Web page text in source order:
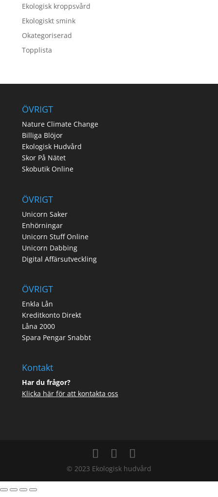
Ekologisk kroppsvård
Ekologiskt smink
Okategoriserad
Topplista
ÖVRIGT
Nature Climate Change
Billiga Blöjor
Ekologisk Hudvård
Skor På Nätet
Skobutik Online
ÖVRIGT
Unicorn Saker
Enhörningar
Unicorn Stuff Online
Unicorn Dabbing
Digital Affärsutveckling
ÖVRIGT
Enkla Lån
Kreditkonto Direkt
Låna 2000
Spara Pengar Snabbt
Kontakt
Har du frågor?
Klicka här för att kontakta oss
© 2023 Ekologisk hudvård